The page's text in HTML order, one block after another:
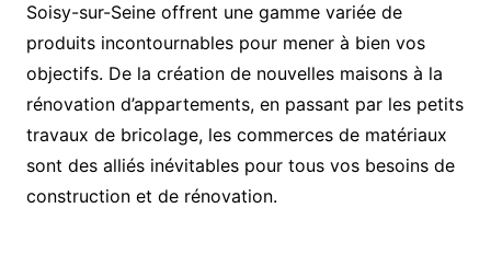
Soisy-sur-Seine offrent une gamme variée de
produits incontournables pour mener à bien vos
objectifs. De la création de nouvelles maisons à la
rénovation d’appartements, en passant par les petits
travaux de bricolage, les commerces de matériaux
sont des alliés inévitables pour tous vos besoins de
construction et de rénovation.